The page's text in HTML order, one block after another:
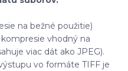
na bežné použitie)
vhodný na
viac dát ako JPEG).
vo formáte TIFF je